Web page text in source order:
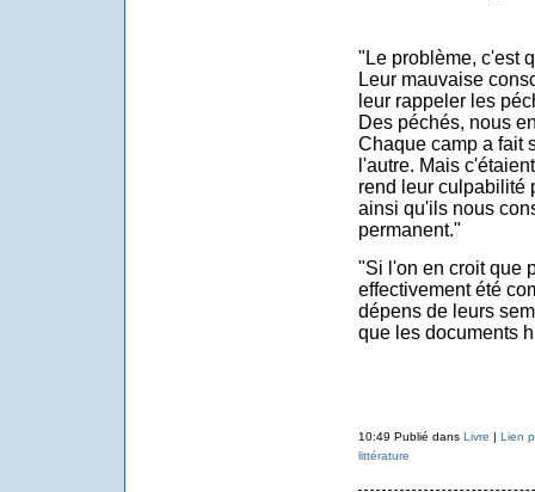
"Le problème, c'est
Leur mauvaise
leur rappeler les
Des péchés, nous
Chaque camp a fait
l'autre. Mais
rend leur culpabilité
ainsi qu'ils nous
permanent."
"Si l'on en croit que
effectivement été
dépens de leurs
que les documents
10:49 Publié dans Livre | Lien
littérature